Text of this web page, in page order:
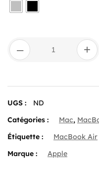
–
quantité
de
14-
Pro
+
UGS :
ND
Catégories :
Mac,
Étiquette :
MacBook Air
Marque :
Apple